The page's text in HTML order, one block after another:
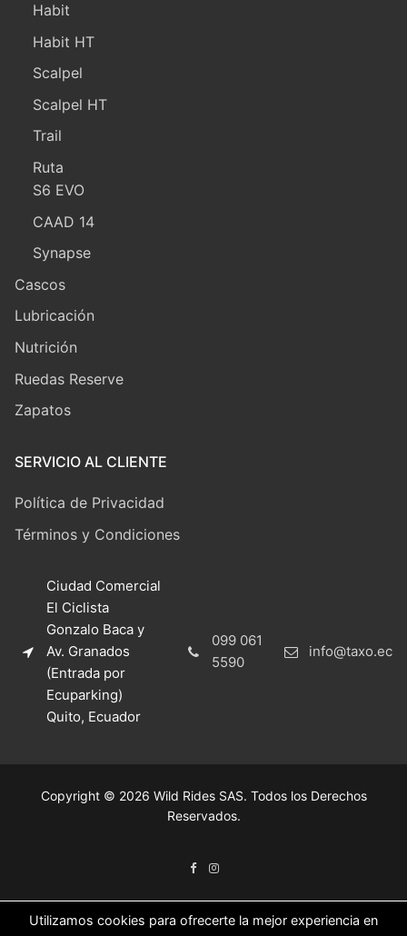
Habit
Habit HT
Scalpel
Scalpel HT
Trail
Ruta
S6 EVO
CAAD 14
Synapse
Cascos
Lubricación
Nutrición
Ruedas Reserve
Zapatos
SERVICIO AL CLIENTE
Política de Privacidad
Términos y Condiciones
Ciudad Comercial
El Ciclista
Gonzalo Baca y
Av. Granados
(Entrada por
Ecuparking)
Quito, Ecuador
099 061
5590
info@taxo.ec
Copyright © 2026 Wild Rides SAS. Todos los Derechos
Reservados.
Utilizamos cookies para ofrecerte la mejor experiencia en